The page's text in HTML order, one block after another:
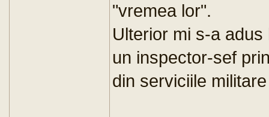
"vremea lor".
Ulterior mi s-a
un inspector-sef
din serviciile